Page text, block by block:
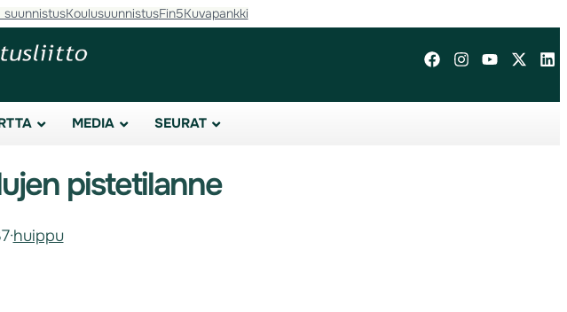
suunnistusKoulusuunnistusFin5Kuvapankki
MEDIA SEURAT
pistetilanne
·huippu